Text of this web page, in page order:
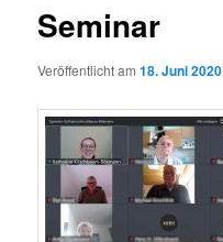
Seminar
Veröffentlicht am18. Juni 2020